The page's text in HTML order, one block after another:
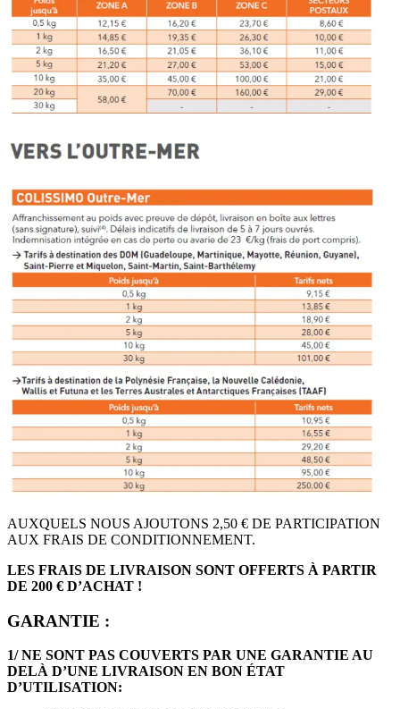
AUXQUELS NOUS AJOUTONS 2,50 € DE PARTICIPATION
AUX FRAIS DE CONDITIONNEMENT.
LES FRAIS DE LIVRAISON SONT OFFERTS À PARTIR
DE 200 € D’ACHAT !
GARANTIE :
1/ NE SONT PAS COUVERTS PAR UNE GARANTIE AU
DELÀ D’UNE LIVRAISON EN BON ÉTAT
D’UTILISATION: